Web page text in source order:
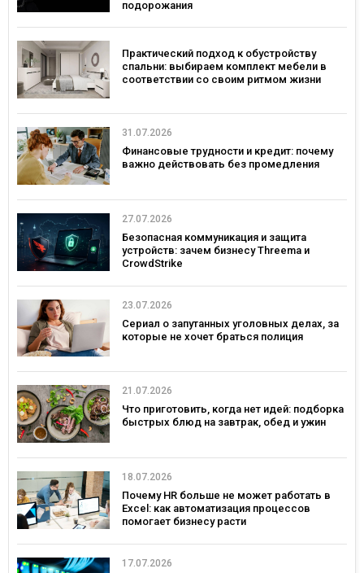
подорожания
Практический подход к обустройству
спальни: выбираем комплект мебели в
соответствии со своим ритмом жизни
31.07.2026
Финансовые трудности и кредит: почему
важно действовать без промедления
27.07.2026
Безопасная коммуникация и защита
устройств: зачем бизнесу Threema и
CrowdStrike
23.07.2026
Сериал о запутанных уголовных делах, за
которые не хочет браться полиция
21.07.2026
Что приготовить, когда нет идей: подборка
быстрых блюд на завтрак, обед и ужин
18.07.2026
Почему HR больше не может работать в
Excel: как автоматизация процессов
помогает бизнесу расти
17.07.2026